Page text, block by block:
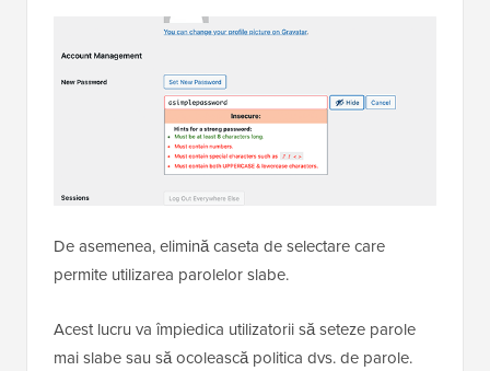
De asemenea, elimină caseta de selectare care
permite utilizarea parolelor slabe.
Acest lucru va împiedica utilizatorii să seteze parole
mai slabe sau să ocolească politica dvs. de parole.